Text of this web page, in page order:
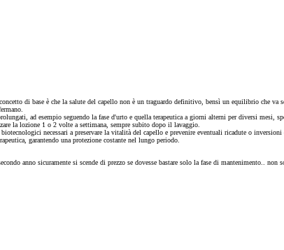
di base è che la salute del capello non è un traguardo definitivo, bensì un equilibrio che
ad esempio seguendo la fase d'urto e quella terapeutica a giorni alterni per diversi mesi,
la lozione 1 o 2 volte a settimana, sempre subito dopo il lavaggio.
necessari a preservare la vitalità del capello e prevenire eventuali ricadute o
garantendo una protezione costante nel lungo periodo.
anno sicuramente si scende di prezzo se dovesse bastare solo la fase di mantenimento..